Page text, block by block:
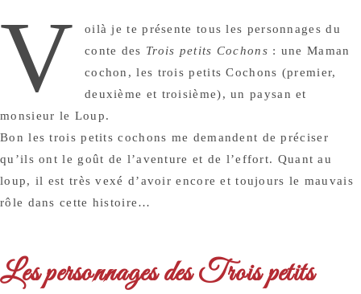
V
oilà je te présente tous les personnages du
conte des Trois petits Cochons : une Maman
cochon, les trois petits Cochons (premier,
deuxième et troisième), un paysan et
monsieur le Loup.
Bon les trois petits cochons me demandent de préciser
qu’ils ont le goût de l’aventure et de l’effort. Quant au
loup, il est très vexé d’avoir encore et toujours le mauvais
rôle dans cette histoire…
Les personnages des Trois petits